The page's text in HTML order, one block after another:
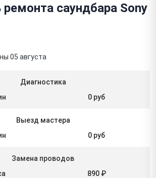
саундбара Sony
05 августа
Диагностика
0 руб
Выезд мастера
0 руб
Замена проводов
890 ₽